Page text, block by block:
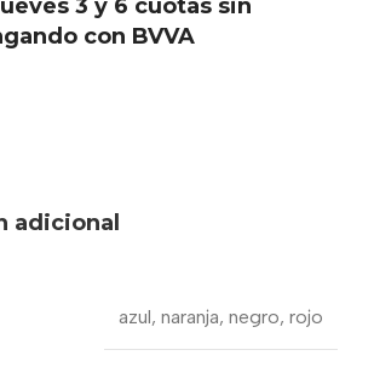
3 y 6 cuotas sin
con BVVA
adicional
azul, naranja, negro, rojo